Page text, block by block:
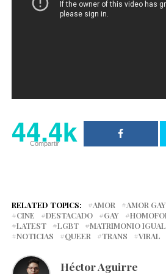
44.4k
Compartir
RELATED TOPICS: AMOR AMOR GAY
CINE
DESTACADO GAY
LATEST
LGBT MATRIMONIO
NOTICIAS
QUEER TRANS VIRAL
Héctor Aguirre